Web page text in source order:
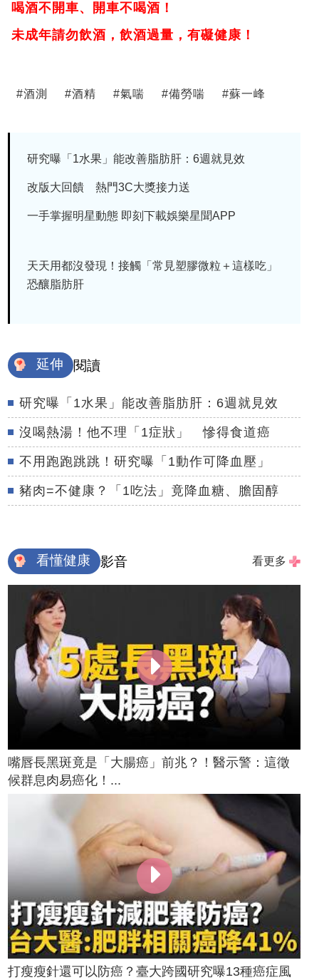
喝酒不開車、開車不喝酒！
未成年請勿飲酒，飲酒過量，有礙健康！
#酒測 #酒精 #氣喘 #備勞喘 #蘇一峰
研究曝「1水果」能改善脂肪肝：6週就見效
改版大回饋 熱門3C大獎接力送
一手掌握明星動態 即刻下載娛樂星聞APP
天天用都沒發現！接觸「常見塑膠微粒＋這樣吃」
恐釀脂肪肝
延伸 閱讀
研究曝「1水果」能改善脂肪肝：6週就見效
沒喝熱湯！他不理「1症狀」 慘得食道癌
不用跑跑跳跳！研究曝「1動作可降血壓」
豬肉=不健康？「1吃法」竟降血糖、膽固醇
看懂健康 影音 看更多
嘴唇長黑斑竟是「大腸癌」前兆？！醫示警：這徵
候群息肉易癌化！...
打瘦瘦針還可以防癌？臺大跨國研究曝13種癌症風